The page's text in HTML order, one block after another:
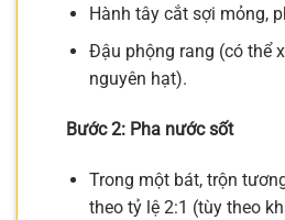
Hành tây cắt sợi mỏng,
Đậu phộng rang (có thể
nguyên hạt).
Bước 2: Pha nước sốt
Trong một bát, trộn
theo tỷ lệ 2:1 (tùy theo